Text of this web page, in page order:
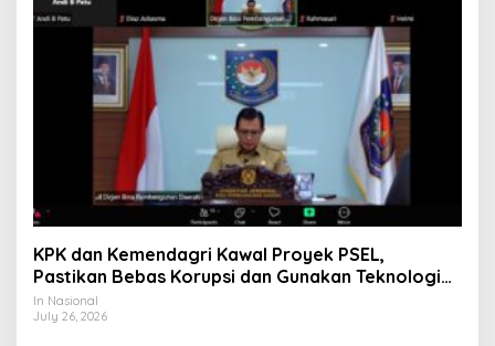
KPK dan Kemendagri Kawal Proyek PSEL,
Pastikan Bebas Korupsi dan Gunakan Teknologi
Ramah Lingkungan
In Nasional
July 26, 2026